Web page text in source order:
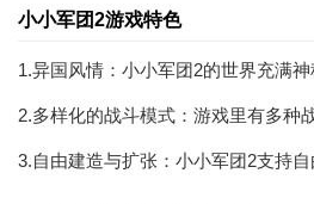
小小军团2游戏特色
1.异国风情：小小军团2的世界充满
2.多样化的战斗模式：游戏里有多种
3.自由建造与扩张：小小军团2支持